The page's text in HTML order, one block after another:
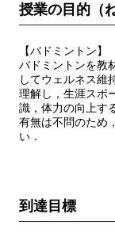
授業の目的（
【バドミントン】
バドミントンを教
してウェルネス維
理解し，生涯スポ
識，体力の向上す
有無は不問のため
い．
到達目標